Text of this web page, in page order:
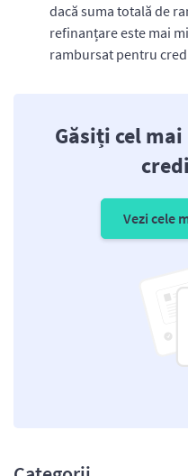
dacă suma totală de
refinanțare este mai
rambursat pentru
Găsiți cel
Vezi cele